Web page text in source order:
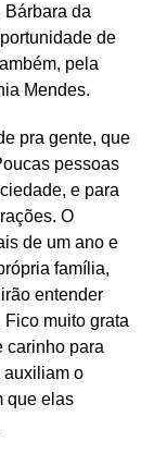
Bárbara da
de
pela
Mendes.
pra gente, que
pessoas
e para
O
de um ano e
família,
entender
muito grata
carinho para
auxiliam o
que elas